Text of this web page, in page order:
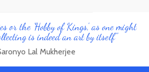
or the 'Hobby of Kings', as one might
is indeed an art by itself"
Lal Mukherjee